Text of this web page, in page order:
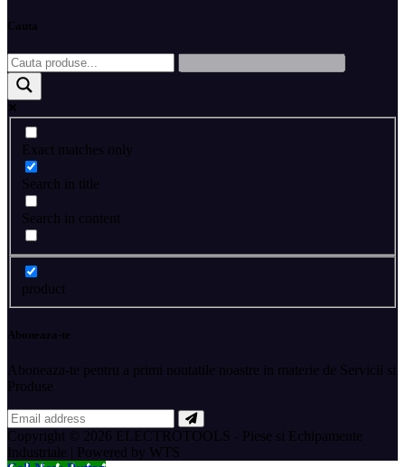
Cauta
Exact matches only
Search in title
Search in content
product
Aboneaza-te
Aboneaza-te pentru a primi noutatile noastre in materie de Servicii si
Produse
Copyright © 2026 ELECTROTOOLS - Piese si Echipamente
Industriale | Powered by WTS